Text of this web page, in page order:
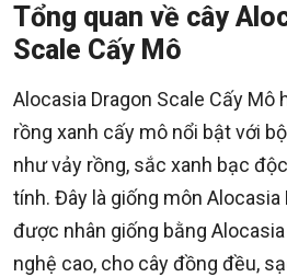
Tổng quan về cây
Scale Cấy Mô
Alocasia Dragon Scale Cấy Mô
rồng xanh cấy mô nổi bật với
như vảy rồng, sắc xanh bạc
tính. Đây là giống môn
được nhân giống bằng
nghệ cao, cho cây đồng đều,